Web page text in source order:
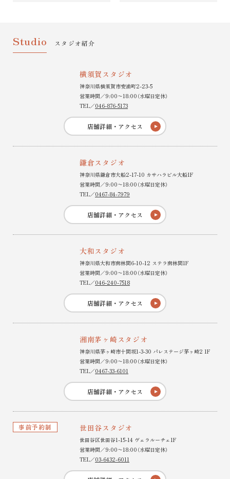
Studio スタジオ紹介
横須賀スタジオ
神奈川県横須賀市安浦町2-23-5
営業時間／9:00〜18:00（水曜日定休）
TEL／046-876-5173
店舗詳細・アクセス
鎌倉スタジオ
神奈川県鎌倉市大船2-17-10 カサハラビル大船1F
営業時間／9:00〜18:00（水曜日定休）
TEL／0467-84-7979
店舗詳細・アクセス
大和スタジオ
神奈川県大和市南林間6-10-12 ステラ南林間1F
営業時間／9:00〜18:00（水曜日定休）
TEL／046-240-7518
店舗詳細・アクセス
湘南茅ヶ崎スタジオ
神奈川県茅ヶ崎市十間坂1-3-30 パレステージ茅ヶ崎2 1F
営業時間／9:00〜18:00（水曜日定休）
TEL／0467-33-6101
店舗詳細・アクセス
事前予約制 世田谷スタジオ
世田谷区世田谷1-15-14 ヴェラルーチェ1F
営業時間／9:00〜18:00（水曜日定休）
TEL／03-6432-6011